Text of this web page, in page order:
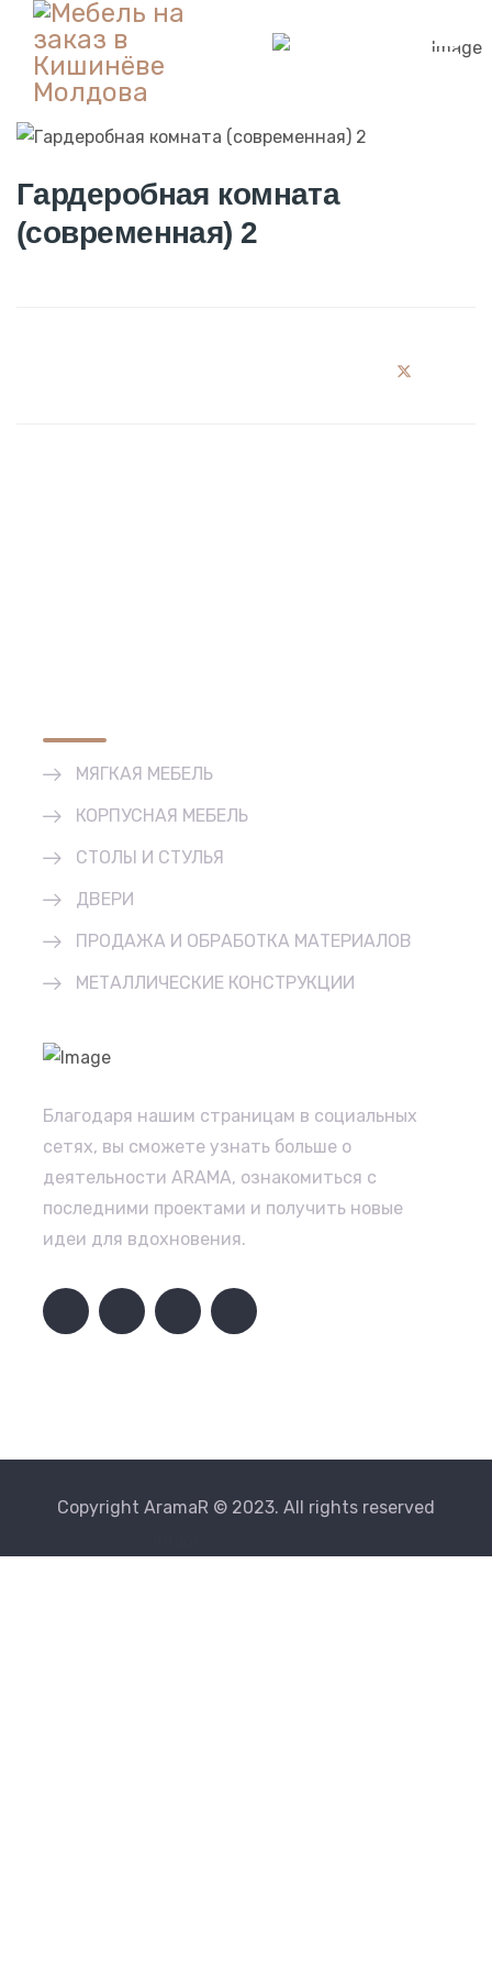
Гардеробная комната
(современная) 2
МЯГКАЯ МЕБЕЛЬ
КОРПУСНАЯ МЕБЕЛЬ
СТОЛЫ И СТУЛЬЯ
ДВЕРИ
ПРОДАЖА И ОБРАБОТКА МАТЕРИАЛОВ
МЕТАЛЛИЧЕСКИЕ КОНСТРУКЦИИ
Благодаря нашим страницам в социальных
сетях, вы сможете узнать больше о
деятельности ARAMA, ознакомиться с
последними проектами и получить новые
идеи для вдохновения.
Copyright AramaR © 2023. All rights reserved